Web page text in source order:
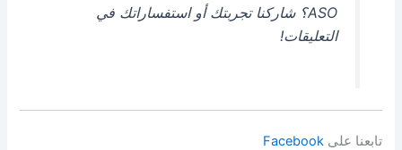
ASO؟ شاركنا تجربتك أو استفساراتك في
التعليقات!
تابعنا علىFacebook